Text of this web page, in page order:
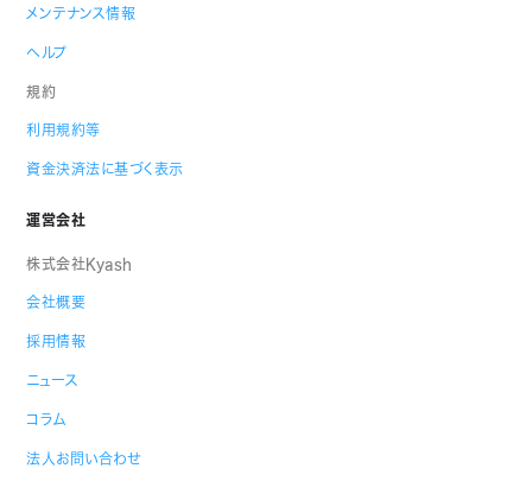
メンテナンス情報
ヘルプ
規約
利用規約等
資金決済法に基づく表示
運営会社
株式会社Kyash
会社概要
採用情報
ニュース
コラム
法人お問い合わせ